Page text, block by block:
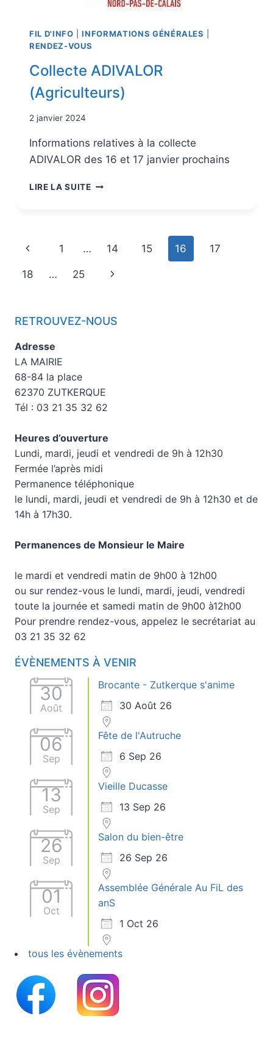
FIL D'INFO |INFORMATIONS GÉNÉRALES
RENDEZ-VOUS
Collecte ADIVALOR
(Agriculteurs)
2 janvier 2024
Informations relatives à la collecte
ADIVALOR des 16 et 17 janvier prochains
LIRE LA SUITE
1 … 14 15 16 17
18 … 25
RETROUVEZ-NOUS
Adresse
LA MAIRIE
68-84 la place
62370 ZUTKERQUE
Tél : 03 21 35 32 62
Heures d’ouverture
Lundi, mardi, jeudi et vendredi de 9h à 12h30
Fermée l’après midi
Permanence téléphonique
le lundi, mardi, jeudi et vendredi de 9h à 12h30 et de
14h à 17h30.
Permanences de Monsieur le Maire
le mardi et vendredi matin de 9h00 à 12h00
ou sur rendez-vous le lundi, mardi, jeudi, vendredi
toute la journée et samedi matin de 9h00 à12h00
Pour prendre rendez-vous, appelez le secrétariat au
03 21 35 32 62
ÉVÈNEMENTS À VENIR
30
Août
Brocante - Zutkerque s'anime
30 Août 26
06
Sep
Fête de l'Autruche
6 Sep 26
13
Sep
Vieille Ducasse
13 Sep 26
26
Sep
Salon du bien-être
26 Sep 26
01
Oct
Assemblée Générale Au FiL des
anS
1 Oct 26
tous les évènements